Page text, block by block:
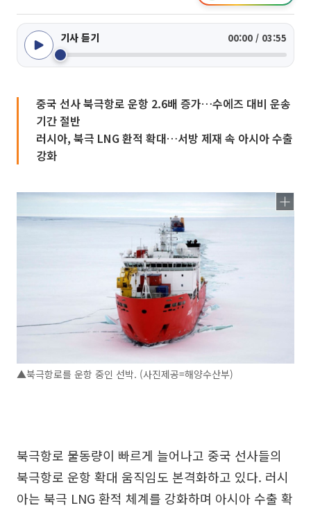
기사 듣기 00:00 / 03:55
중국 선사 북극항로 운항 2.6배 증가…수에즈 대비 운송
기간 절반
러시아, 북극 LNG 환적 확대…서방 제재 속 아시아 수출
강화
▲북극항로를 운항 중인 선박. (사진제공=해양수산부)
북극항로 물동량이 빠르게 늘어나고 중국 선사들의
북극항로 운항 확대 움직임도 본격화하고 있다. 러시
아는 북극 LNG 환적 체계를 강화하며 아시아 수출 확